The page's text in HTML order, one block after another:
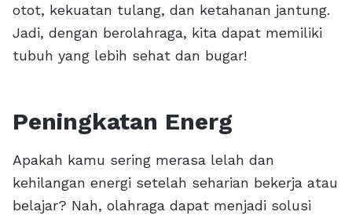
otot, kekuatan tulang, dan ketahanan jantung.
Jadi, dengan berolahraga, kita dapat memiliki
tubuh yang lebih sehat dan bugar!
Peningkatan Energ
Apakah kamu sering merasa lelah dan
kehilangan energi setelah seharian bekerja atau
belajar? Nah, olahraga dapat menjadi solusi